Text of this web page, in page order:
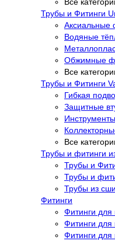
Трубы и Фитинги
Аксиальные
Водяные
Обжимные
Все
Трубы и Фитинги
Гибкая
Защитные
Все
Трубы и фитинги
Трубы и
Трубы и
Трубы из
Фитинги
Фитинги для
Фитинги для
Фитинги для